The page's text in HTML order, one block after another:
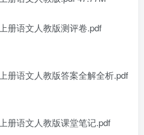
册语文人教版测评卷.pdf
册语文人教版答案全解全析.pdf
册语文人教版课堂笔记.pdf